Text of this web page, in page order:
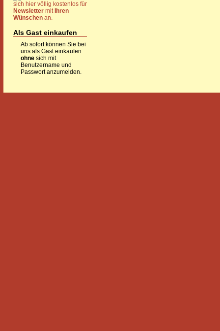
sich hier völlig kostenlos für
Newsletter mit Ihren
Wünschen an.
Als Gast einkaufen
Ab sofort können Sie bei
uns als Gast einkaufen
ohne sich mit
Benutzername und
Passwort anzumelden.